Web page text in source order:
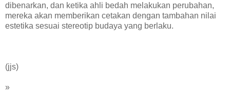
dibenarkan, dan ketika ahli bedah melakukan perubahan,
mereka akan memberikan cetakan dengan tambahan nilai
estetika sesuai stereotip budaya yang berlaku.
(jjs)
»